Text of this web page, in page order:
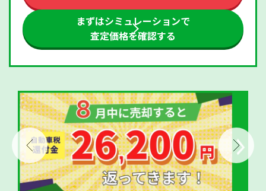
まずはシミュレーションで
査定価格を確認する